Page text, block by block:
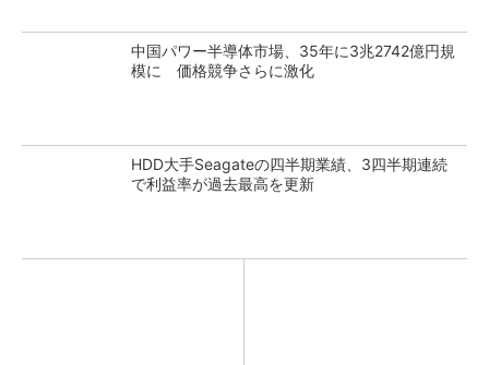
中国パワー半導体市場、35年に3兆2742億円規
模に 価格競争さらに激化
HDD大手Seagateの四半期業績、3四半期連続
で利益率が過去最高を更新